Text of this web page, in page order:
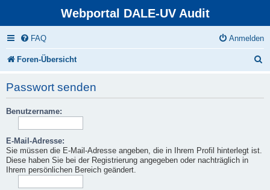
Webportal DALE-UV Audit
FAQ Anmelden
Foren-Übersicht
Passwort senden
Benutzername:
E-Mail-Adresse:
Sie müssen die E-Mail-Adresse angeben, die in Ihrem Profil hinterlegt ist.
Diese haben Sie bei der Registrierung angegeben oder nachträglich in
Ihrem persönlichen Bereich geändert.